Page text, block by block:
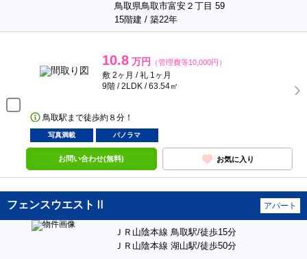
鳥取県鳥取市富安２丁目 59
15階建 / 築22年
10.8 万円 （管理費等10,000円）
敷 2ヶ月 / 礼 1ヶ月
9階 / 2LDK / 63.54㎡
鳥取駅まで徒歩約８分！
写真満載 パノラマ
お問い合わせ(無料) お気に入り
フェンスウエストⅡ アパート
ＪＲ山陰本線 鳥取駅/徒歩15分
ＪＲ山陰本線 湖山駅/徒歩50分